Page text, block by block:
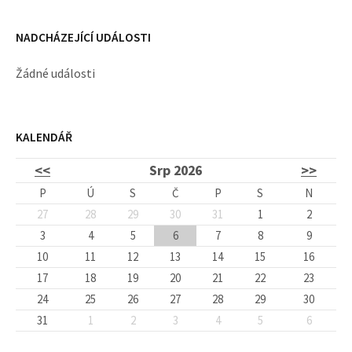
NADCHÁZEJÍCÍ UDÁLOSTI
Žádné události
KALENDÁŘ
<< Srp 2026 >>
P Ú S Č P S
N
27
28 29 30 31 1
2
3
4 5 6 7 8
9
10
11 12 13 14 15
16
17
18 19 20 21 22
23
24
25 26 27 28 29
30
31
1 2 3 4 5 6